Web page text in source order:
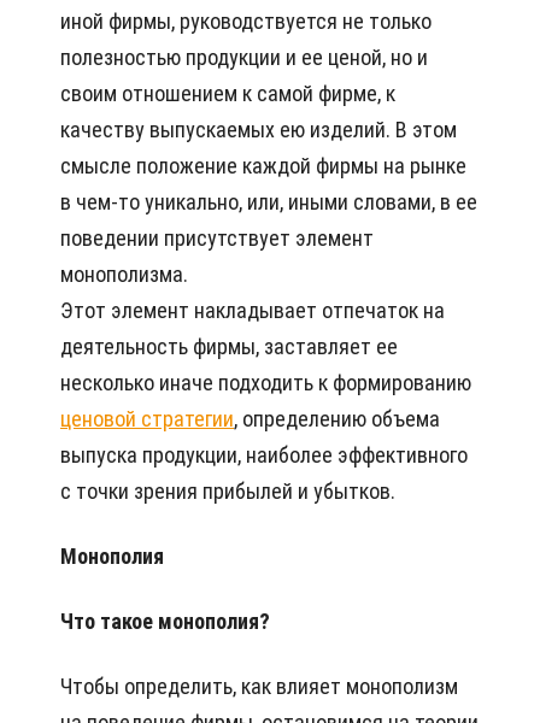
иной фирмы, руководствуется не только
полезностью продукции и ее ценой, но и
своим отношением к самой фирме, к
качеству выпускаемых ею изделий. В этом
смысле положение каждой фирмы на рынке
в чем-то уникально, или, иными словами, в ее
поведении присутствует элемент
монополизма.
Этот элемент накладывает отпечаток на
деятельность фирмы, заставляет ее
несколько иначе подходить к формированию
ценовой стратегии, определению объема
выпуска продукции, наиболее эффективного
с точки зрения прибылей и убытков.
Монополия
Что такое монополия?
Чтобы определить, как влияет монополизм